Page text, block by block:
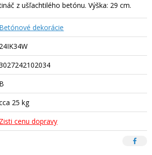
z ušľachtilého betónu. Výška: 29 cm.
Betónové dekorácie
24IK34W
B
25 kg
Zisti cenu dopravy